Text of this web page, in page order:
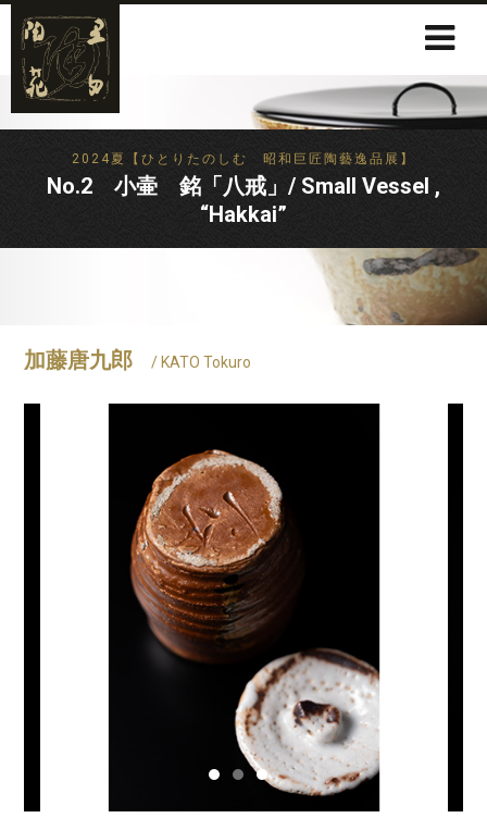
2024夏【ひとりたのしむ 昭和巨匠陶藝逸品展】
No.2 小壷 銘「八戒」/ Small Vessel ,
“Hakkai”
加藤唐九郎 / KATO Tokuro